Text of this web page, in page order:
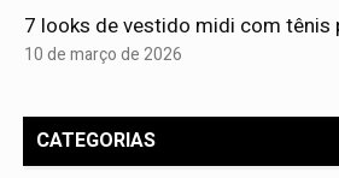
7 looks de vestido midi com tênis
10 de março de 2026
CATEGORIAS